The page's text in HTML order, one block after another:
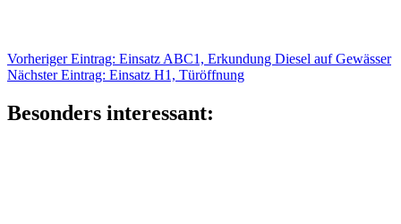
Beitragsnavigation
Vorheriger Eintrag: Vorheriger
Eintrag:
Einsatz ABC1, Erkundung Diesel auf Gewässer
Nächster Eintrag: Nächster
Einsatz H1, Türöffnung
Besonders interessant: